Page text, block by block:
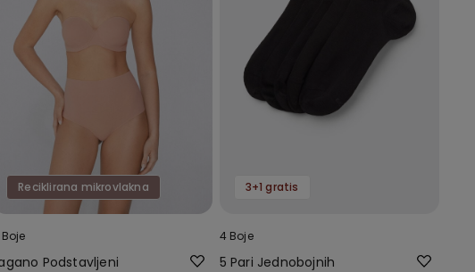
Reciklirana mikrovlakna
Podstavljeni
3+1 gratis
4 Boje
5 Pari Jednobojnih